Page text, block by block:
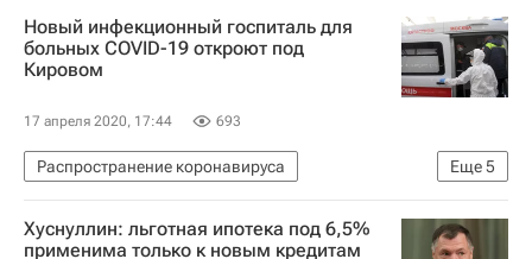
Новый инфекционный госпиталь для
больных COVID-19 откроют под
Кировом
17 апреля 2020, 17:44 693
Еще5
Распространение коронавируса
Кировская область
Владимир Путин
Игорь Васильев
Коронавирус COVID-19
Хуснуллин: льготная ипотека под 6,5%
применима только к новым кредитам